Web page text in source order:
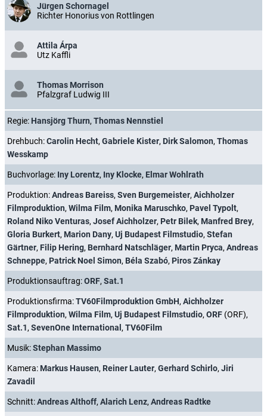
Jürgen Schornagel
Richter Honorius von Rottlingen
Attila Árpa
Utz Kaffli
Thomas Morrison
Pfalzgraf Ludwig III
Regie: Hansjörg Thurn, Thomas Nennstiel
Drehbuch:Carolin Hecht, Gabriele Kister, Dirk Salomon, Thomas
Wesskamp
Buchvorlage: Iny Lorentz, Iny Klocke, Elmar Wohlrath
Produktion:Andreas Bareiss, Sven Burgemeister, Aichholzer
Filmproduktion, Wilma Film, Monika Maruschko, Pavel Typolt,
Roland Niko Venturas, Josef Aichholzer, Petr Bilek, Manfred Brey,
Gloria Burkert, Marion Dany, Uj Budapest Filmstudio, Stefan
Gärtner, Filip Hering, Bernhard Natschläger, Martin Pryca, Andreas
Schneppe, Patrick Noel Simon, Béla Szabó, Piros Zánkay
Produktionsauftrag:ORF, Sat.1
Produktionsfirma:TV60Filmproduktion GmbH, Aichholzer
Filmproduktion, Wilma Film, Uj Budapest Filmstudio, ORF (ORF),
Sat.1, SevenOne International, TV60Film
Musik:Stephan Massimo
Kamera: Markus Hausen, Reiner Lauter, Gerhard Schirlo, Jiri
Zavadil
Schnitt:Andreas Althoff, Alarich Lenz, Andreas Radtke